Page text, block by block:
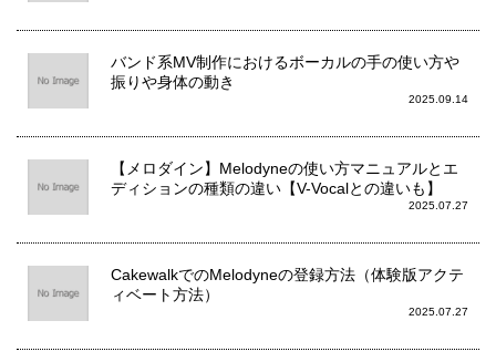
バンド系MV制作におけるボーカルの手の使い方や
振りや身体の動き
2025.09.14
【メロダイン】Melodyneの使い方マニュアルとエ
ディションの種類の違い【V-Vocalとの違いも】
2025.07.27
CakewalkでのMelodyneの登録方法（体験版アクテ
ィベート方法）
2025.07.27